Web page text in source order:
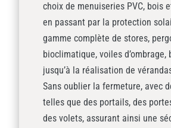
choix de menuiseries PVC, bois
en passant par la protection
gamme complète de stores,
bioclimatique, voiles d’ombrage,
jusqu’à la réalisation de
Sans oublier la fermeture, avec
telles que des portails, des
des volets, assurant ainsi une